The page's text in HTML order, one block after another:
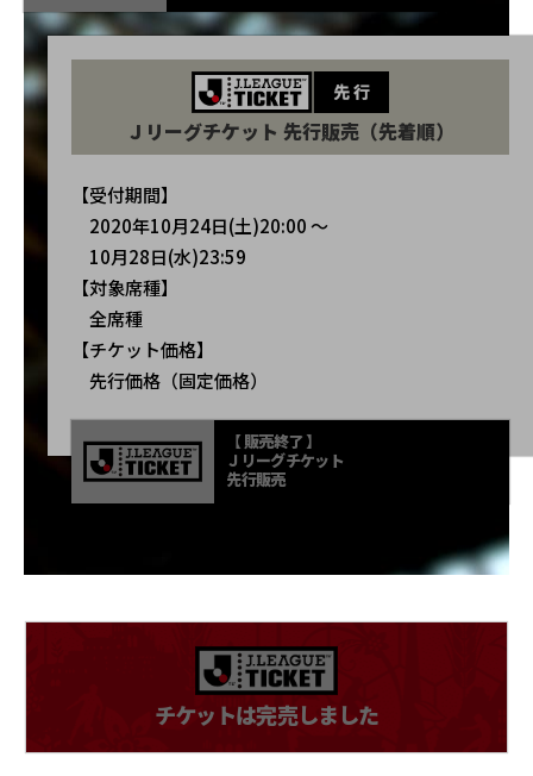
Ｊリーグチケット 先行販売（先着順）
【受付期間】
2020年10月24日(土)20:00 ～
10月28日(水)23:59
【対象席種】
全席種
【チケット価格】
先行価格（固定価格）
【 販売終了 】
Ｊリーグチケット
先行販売
チケットは完売しました